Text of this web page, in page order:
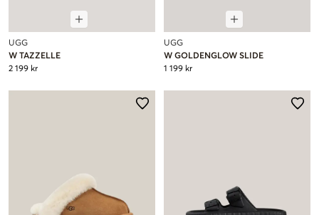
UGG
W TAZZELLE
2 199 kr
UGG
W GOLDENGLOW SLIDE
1 199 kr